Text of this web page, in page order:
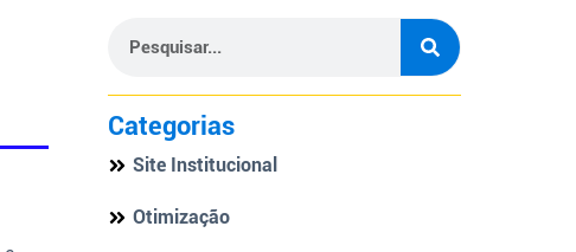
Categorias
Site Institucional
Otimização